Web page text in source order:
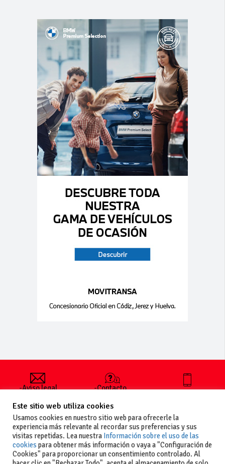
-Aviso legal
generales
de uso
-Política de
privacidad
-Política de
cookies
-Contacto
publicar un
anuncio
-Vende+
+34 627 35
Este sitio web utiliza cookies
Usamos cookies en nuestro sitio web para ofrecerle la
experiencia más relevante al recordar sus preferencias y sus
visitas repetidas. Lea nuestra Información sobre el uso de las
cookies para obtener más información o vaya a "Configuración de
Cookies" para proporcionar un consentimiento controlado. Al